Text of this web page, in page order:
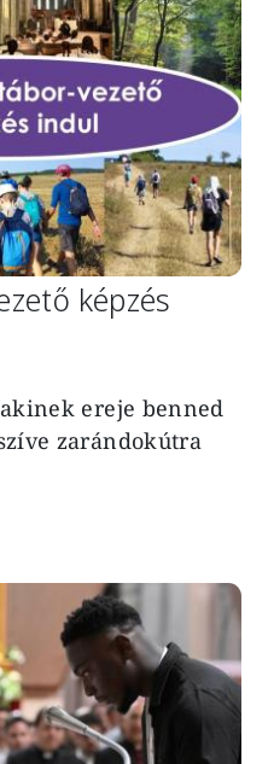
képzés
ereje benned
zarándokútra